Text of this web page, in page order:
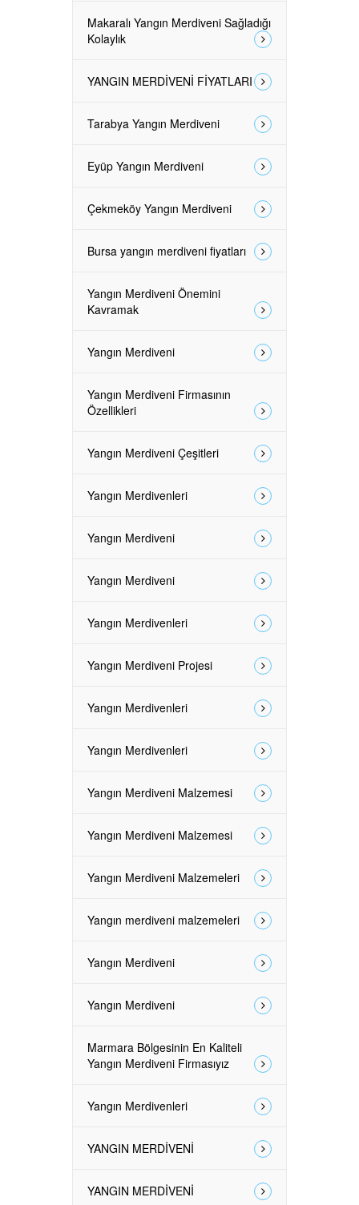
Makaralı Yangın Merdiveni Sağladığı
Kolaylık
YANGIN MERDİVENİ FİYATLARI
Tarabya Yangın Merdiveni
Eyüp Yangın Merdiveni
Çekmeköy Yangın Merdiveni
Bursa yangın merdiveni fiyatları
Yangın Merdiveni Önemini
Kavramak
Yangın Merdiveni
Yangın Merdiveni Firmasının
Özellikleri
Yangın Merdiveni Çeşitleri
Yangın Merdivenleri
Yangın Merdiveni
Yangın Merdiveni
Yangın Merdivenleri
Yangın Merdiveni Projesi
Yangın Merdivenleri
Yangın Merdivenleri
Yangın Merdiveni Malzemesi
Yangın Merdiveni Malzemesi
Yangın Merdiveni Malzemeleri
Yangın merdiveni malzemeleri
Yangın Merdiveni
Yangın Merdiveni
Marmara Bölgesinin En Kaliteli
Yangın Merdiveni Firmasıyız
Yangın Merdivenleri
YANGIN MERDİVENİ
YANGIN MERDİVENİ